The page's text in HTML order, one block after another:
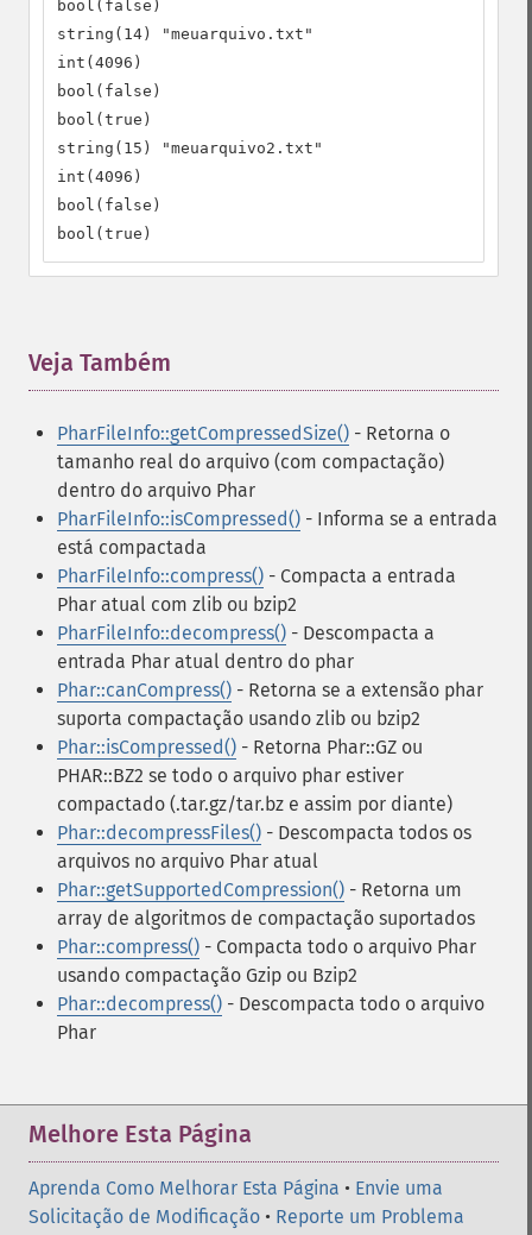
bool(false)
string(14) "meuarquivo.txt"
int(4096)
bool(false)
bool(true)
string(15) "meuarquivo2.txt"
int(4096)
bool(false)
bool(true)
Veja Também
PharFileInfo::getCompressedSize() - Retorna o
tamanho real do arquivo (com compactação)
dentro do arquivo Phar
PharFileInfo::isCompressed() - Informa se a entrada
está compactada
PharFileInfo::compress() - Compacta a entrada
Phar atual com zlib ou bzip2
PharFileInfo::decompress() - Descompacta a
entrada Phar atual dentro do phar
Phar::canCompress() - Retorna se a extensão phar
suporta compactação usando zlib ou bzip2
Phar::isCompressed() - Retorna Phar::GZ ou
PHAR::BZ2 se todo o arquivo phar estiver
compactado (.tar.gz/tar.bz e assim por diante)
Phar::decompressFiles() - Descompacta todos os
arquivos no arquivo Phar atual
Phar::getSupportedCompression() - Retorna um
array de algoritmos de compactação suportados
Phar::compress() - Compacta todo o arquivo Phar
usando compactação Gzip ou Bzip2
Phar::decompress() - Descompacta todo o arquivo
Phar
Melhore Esta Página
Aprenda Como Melhorar Esta Página • Envie uma
Solicitação de Modificação • Reporte um Problema